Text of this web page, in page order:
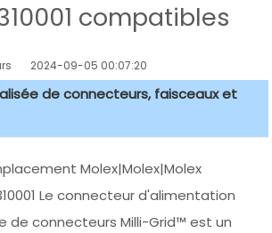
compatibles
2024-09-05 00:07:20
de connecteurs, faisceaux et
Molex|Molex|Molex
Le connecteur d'alimentation
de connecteurs Milli-Grid™ est un